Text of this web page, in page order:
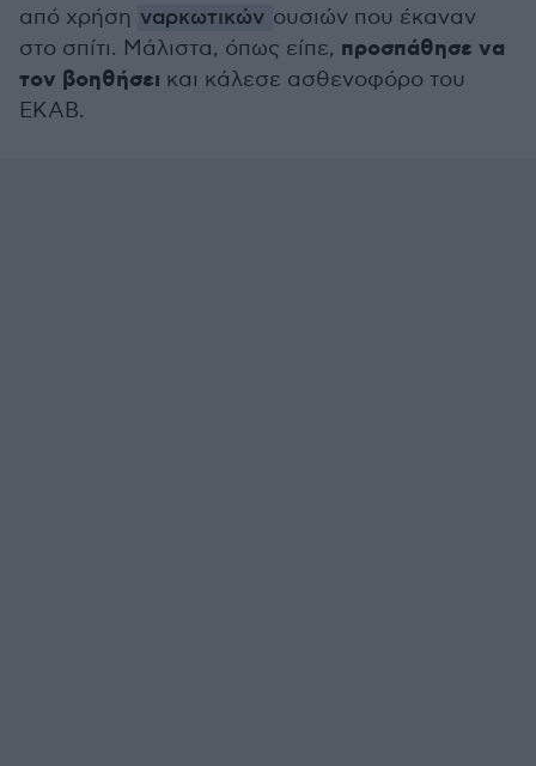
από χρήση ναρκωτικών ουσιών που έκαναν
στο σπίτι. Μάλιστα, όπως είπε, προσπάθησε να
τον βοηθήσει και κάλεσε ασθενοφόρο του
ΕΚΑΒ.